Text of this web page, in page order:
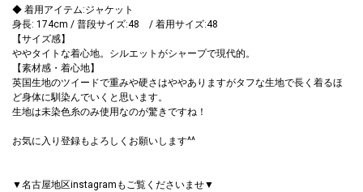
◆ 着用アイテム:ジャケット
身長: 174cm / 普段サイズ:48 / 着用サイズ:48
【サイズ感】
タイトな着心地。シルエットがシャープで現代的。
【素材感・着心地】
英国生地のツイードで重みや硬さはややありますがタフな生地で長く着るほ
ど身体に馴染んでいくと思います。
生地は未染色糸のみ使用なのが驚きですね！
お気に入り登録もよろしくお願いします^^
▼名古屋地区instagramもご覧くださいませ▼